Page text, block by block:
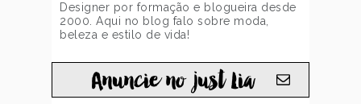
Designer por formação e blogueira desde
2000. Aqui no blog falo sobre moda,
beleza e estilo de vida!
Anuncie no just Lia